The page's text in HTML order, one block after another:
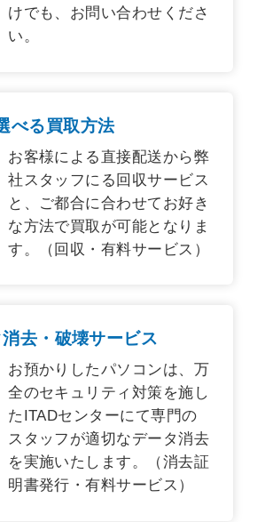
けでも、お問い合わせくださ
い。
べる買取方法
お客様による直接配送から弊
社スタッフにる回収サービス
と、ご都合に合わせてお好き
な方法で買取が可能となりま
す。（回収・有料サービス）
去・破壊サービス
お預かりしたパソコンは、万
全のセキュリティ対策を施し
たITADセンターにて専門の
スタッフが適切なデータ消去
を実施いたします。（消去証
明書発行・有料サービス）